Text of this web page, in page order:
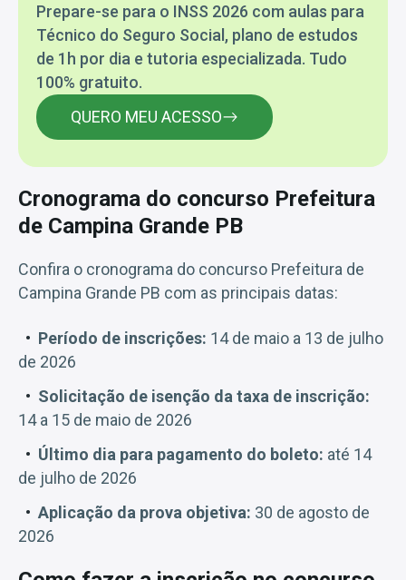
Prepare-se para o INSS 2026 com aulas para
Técnico do Seguro Social, plano de estudos
de 1h por dia e tutoria especializada. Tudo
100% gratuito.
QUERO MEU ACESSO
Cronograma do concurso Prefeitura
de Campina Grande PB
Confira o cronograma do concurso Prefeitura de
Campina Grande PB com as principais datas:
Período de inscrições: 14 de maio a 13 de julho
de 2026
Solicitação de isenção da taxa de inscrição:
14 a 15 de maio de 2026
Último dia para pagamento do boleto: até 14
de julho de 2026
Aplicação da prova objetiva: 30 de agosto de
2026